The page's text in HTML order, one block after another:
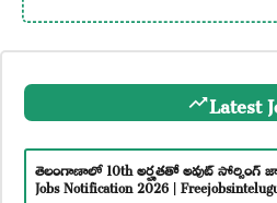
Latest
తెలంగాణాలో 10th అర్హతతో అవుట్ సోర్సింగ్
Jobs Notification 2026 |